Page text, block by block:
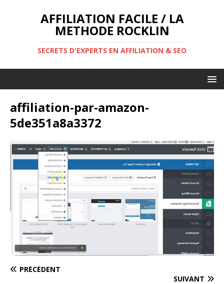
AFFILIATION FACILE / LA
METHODE ROCKLIN
SECRETS D'EXPERTS EN AFFILIATION & SEO
affiliation-par-amazon-
5de351a8a3372
PRÉCÉDENT
SUIVANT